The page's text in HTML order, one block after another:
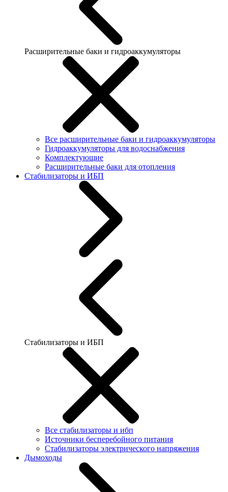
Расширительные баки и гидроаккумуляторы
Все расширительные баки и гидроаккумуляторы
Гидроаккумуляторы для водоснабжения
Комплектующие
Расширительные баки для отопления
Стабилизаторы и ИБП
Стабилизаторы и ИБП
Все стабилизаторы и ибп
Источники бесперебойного питания
Стабилизаторы электрического напряжения
Дымоходы